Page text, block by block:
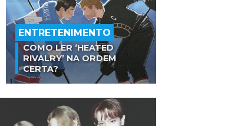
ENTRETENIMENTO
COMO LER ‘HEATED
RIVALRY’ NA ORDEM
CERTA?